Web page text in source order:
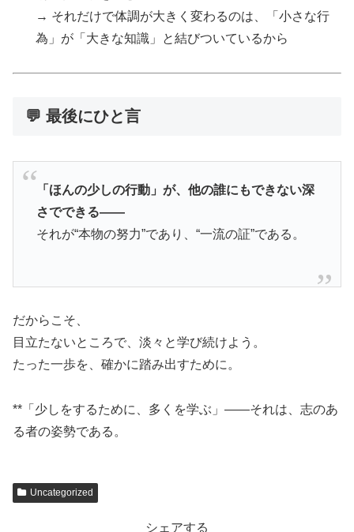
→ それだけで体調が大きく変わるのは、「小さな行
為」が「大きな知識」と結びついているから
💬 最後にひと言
「ほんの少しの行動」が、他の誰にもできない深
さでできる――
それが“本物の努力”であり、“一流の証”である。
だからこそ、
目立たないところで、淡々と学び続けよう。
たった一歩を、確かに踏み出すために。
**「少しをするために、多くを学ぶ」――それは、志のあ
る者の姿勢である。
Uncategorized
シェアする